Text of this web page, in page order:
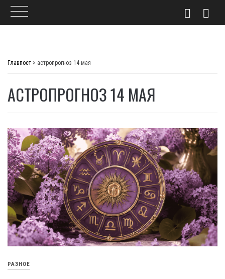
Главпост > астропрогноз 14 мая
АСТРОПРОГНОЗ 14 МАЯ
РАЗНОЕ